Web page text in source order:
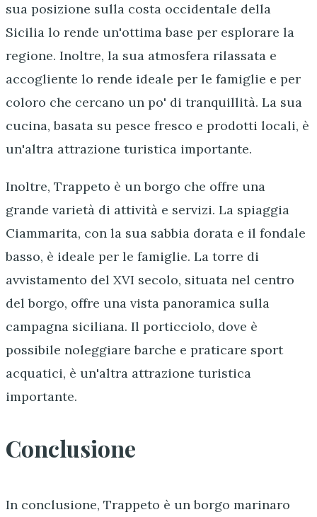
sua posizione sulla costa occidentale della
Sicilia lo rende un'ottima base per esplorare la
regione. Inoltre, la sua atmosfera rilassata e
accogliente lo rende ideale per le famiglie e per
coloro che cercano un po' di tranquillità. La sua
cucina, basata su pesce fresco e prodotti locali, è
un'altra attrazione turistica importante.
Inoltre, Trappeto è un borgo che offre una
grande varietà di attività e servizi. La spiaggia
Ciammarita, con la sua sabbia dorata e il fondale
basso, è ideale per le famiglie. La torre di
avvistamento del XVI secolo, situata nel centro
del borgo, offre una vista panoramica sulla
campagna siciliana. Il porticciolo, dove è
possibile noleggiare barche e praticare sport
acquatici, è un'altra attrazione turistica
importante.
Conclusione
In conclusione, Trappeto è un borgo marinaro